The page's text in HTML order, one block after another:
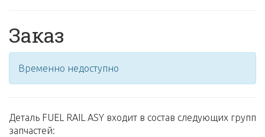
Заказ
Временно недоступно
Деталь FUEL RAIL ASY входит в состав следующих групп
запчастей: